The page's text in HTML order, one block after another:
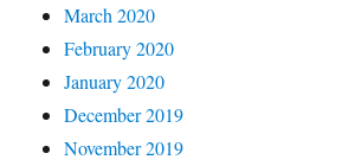
March 2020
February 2020
January 2020
December 2019
November 2019